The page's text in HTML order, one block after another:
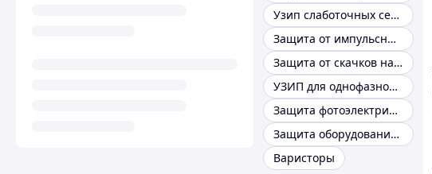
Узип слаботочных сетей
Защита от импульсных перенапряжений
Защита от скачков напряжения
УЗИП для однофазной сети
Защита фотоэлектрических систем
Защита оборудования от молнии
Варисторы